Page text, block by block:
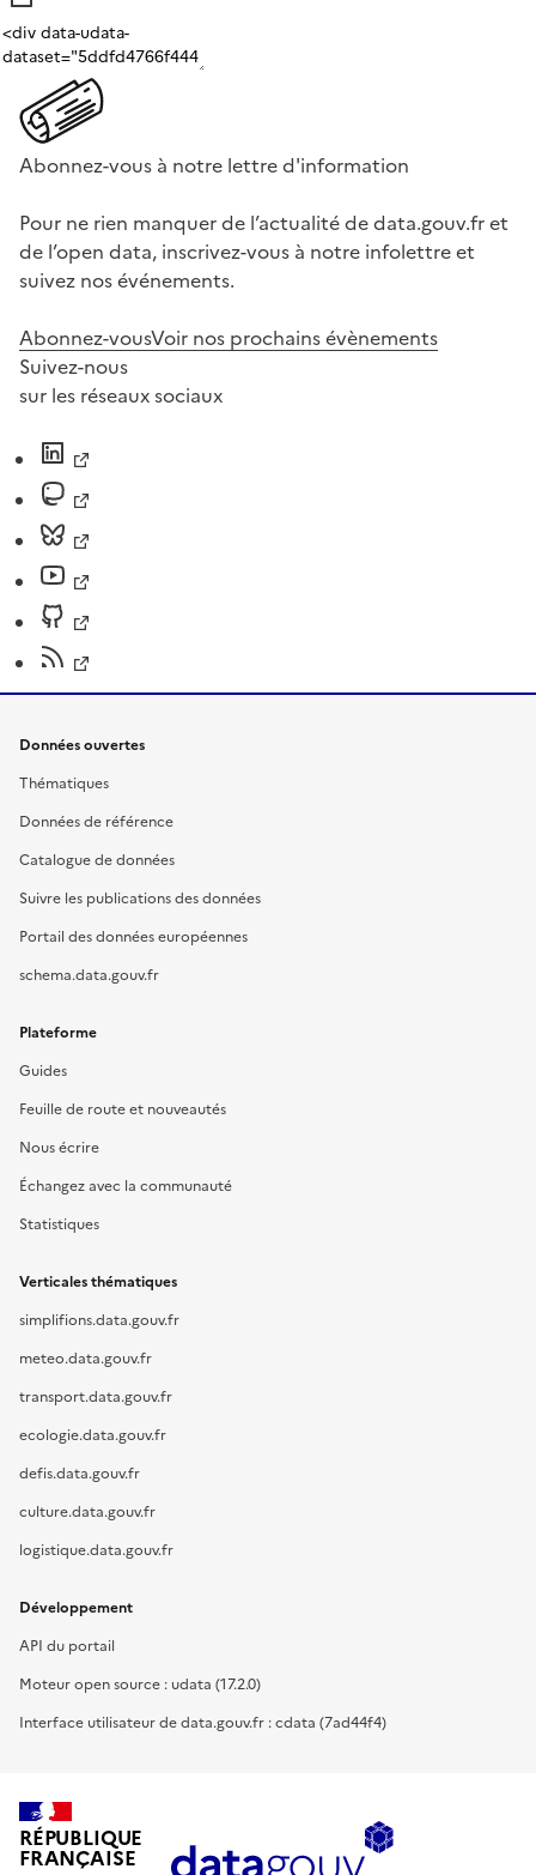
Abonnez-vous à notre lettre d'information
Pour ne rien manquer de l’actualité de data.gouv.fr et
de l’open data, inscrivez-vous à notre infolettre et
suivez nos événements.
Abonnez-vousVoir nos prochains évènements
Suivez-nous
sur les réseaux sociaux
Données ouvertes
Thématiques
Données de référence
Catalogue de données
Suivre les publications des données
Portail des données européennes
schema.data.gouv.fr
Plateforme
Guides
Feuille de route et nouveautés
Nous écrire
Échangez avec la communauté
Statistiques
Verticales thématiques
simplifions.data.gouv.fr
meteo.data.gouv.fr
transport.data.gouv.fr
ecologie.data.gouv.fr
defis.data.gouv.fr
culture.data.gouv.fr
logistique.data.gouv.fr
Développement
API du portail
Moteur open source : udata (17.2.0)
Interface utilisateur de data.gouv.fr : cdata (7ad44f4)
RÉPUBLIQUE
FRANÇAISE